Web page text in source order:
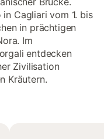
Cagliari vom 1. bis
in prächtigen
Im
entdecken
Zivilisation
Kräutern.